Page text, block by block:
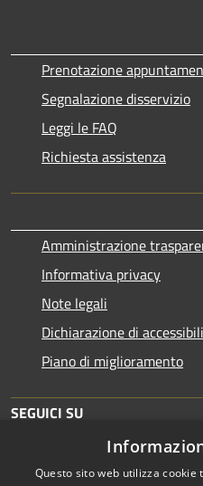
Prenotazione
Segnalazione disservizio
Leggi le FAQ
Richiesta assistenza
Amministrazione
Informativa privacy
Note legali
Dichiarazione di
Piano di miglioramento
SEGUICI SU
Questo sito web utilizza